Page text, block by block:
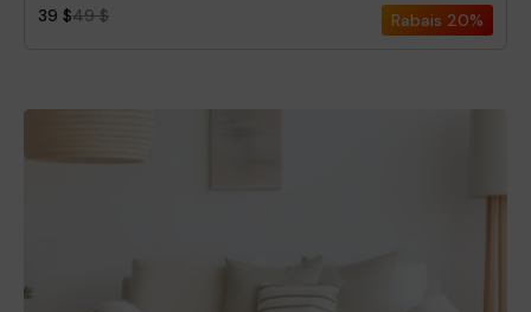
39 $49 $ Rabais 20%